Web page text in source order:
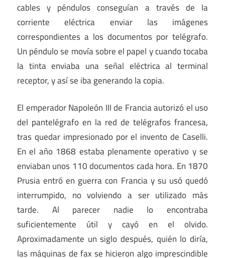
cables y péndulos conseguían a través de la
corriente eléctrica enviar las imágenes
correspondientes a los documentos por telégrafo.
Un péndulo se movía sobre el papel y cuando tocaba
la tinta enviaba una señal eléctrica al terminal
receptor, y así se iba generando la copia.
El emperador Napoleón III de Francia autorizó el uso
del pantelégrafo en la red de telégrafos francesa,
tras quedar impresionado por el invento de Caselli.
En el año 1868 estaba plenamente operativo y se
enviaban unos 110 documentos cada hora. En 1870
Prusia entró en guerra con Francia y su usó quedó
interrumpido, no volviendo a ser utilizado más
tarde. Al parecer nadie lo encontraba
suficientemente útil y cayó en el olvido.
Aproximadamente un siglo después, quién lo diría,
las máquinas de fax se hicieron algo imprescindible